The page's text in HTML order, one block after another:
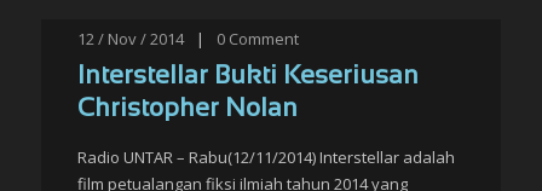
12 / Nov / 2014 | 0 Comment
Interstellar Bukti Keseriusan
Christopher Nolan
Radio UNTAR – Rabu(12/11/2014) Interstellar adalah
film petualangan fiksi ilmiah tahun 2014 yang